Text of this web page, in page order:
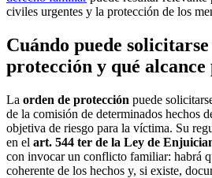
civiles urgentes y la protección de los
Cuándo puede
protección y qué alcance
La orden de protección puede
de la comisión de determinados hechos
objetiva de riesgo para la víctima. Su
en el art. 544 ter de la Ley de
con invocar un conflicto familiar: habrá
coherente de los hechos y, si existe,